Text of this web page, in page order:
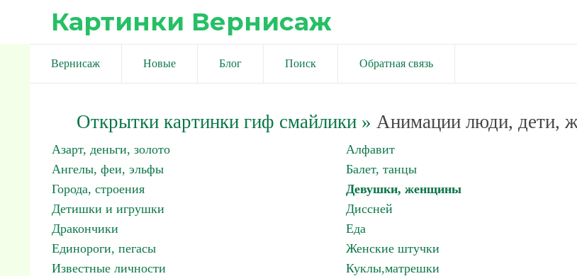
Картинки Вернисаж
Вернисаж Новые Блог Поиск Обратная связь
Открытки картинки гиф смайлики» Анимации люди, дети,
Азарт, деньги, золото
Алфавит
Ангелы, феи, эльфы
Балет, танцы
Города, строения
Девушки, женщины
Детишки и игрушки
Диссней
Дракончики
Еда
Единороги, пегасы
Женские штучки
Известные личности
Куклы,матрешки